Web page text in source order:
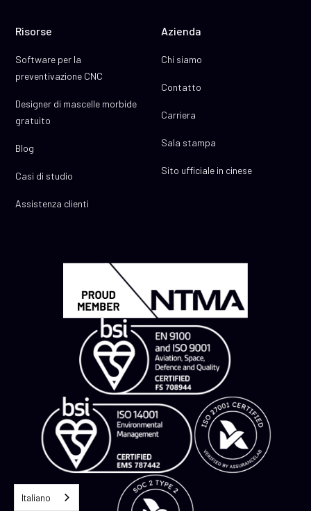
Risorse
Software per la
preventivazione CNC
Designer di mascelle morbide
gratuito
Blog
Casi di studio
Assistenza clienti
Azienda
Chi siamo
Contatto
Carriera
Sala stampa
Sito ufficiale in cinese
Italiano